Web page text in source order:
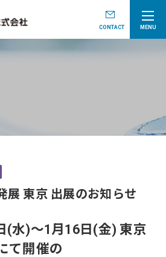
CONTACT MENU
展 東京 出展のお知らせ
(水)～1月16日(金) 東京
て開催の